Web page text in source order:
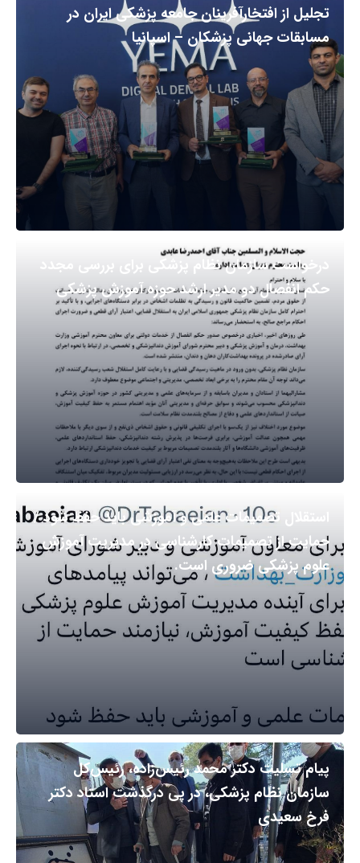
تجلیل از افتخارآفرینان جامعه پزشکی ایران در
مسابقات جهانی پزشکان – اسپانیا
درخواست سازمان نظام پزشکی برای بررسی مجدد
حکم انفصال دو مدیر ارشد حوزه آموزش پزشکی
استقلال تصمیمات علمی و آموزشی باید حفظ شود /
حمایت از تصمیمات کارشناسی در مدیریت آموزش
علوم پزشکی ضروری است.
پیام تسلیت دکتر محمد رئیس‌زاده، رئیس‌کل
سازمان نظام پزشکی، در پی درگذشت استاد دکتر
فرخ سعیدی